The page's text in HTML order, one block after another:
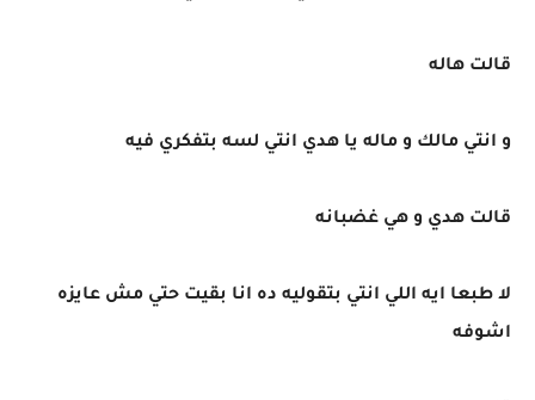
قالت هاله
و انتي مالك و ماله يا هدي انتي لسه بتفكري فيه
قالت هدي و هي غضبانه
لا طبعا ايه اللي انتي بتقوليه ده انا بقيت حتي مش عايزه
اشوفه